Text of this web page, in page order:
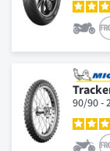
90/90 -